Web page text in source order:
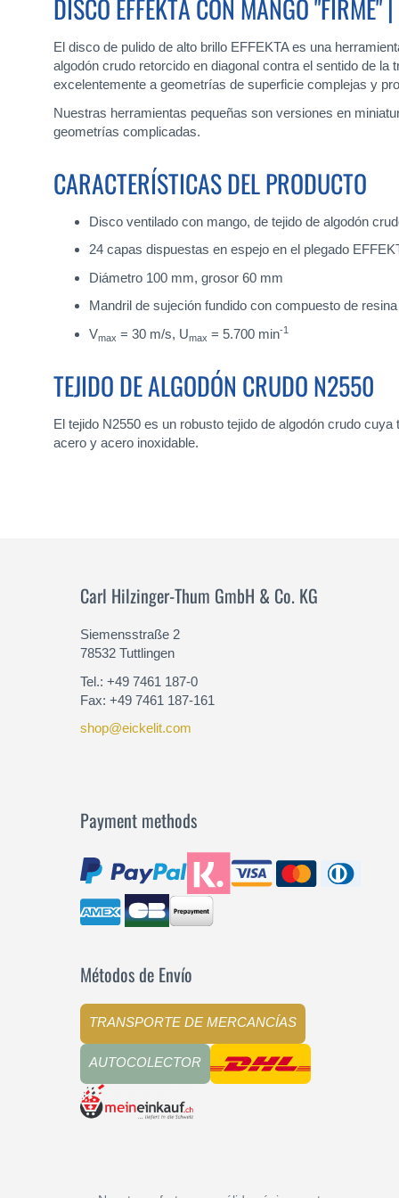
DISCO EFFEKTA CON MANGO
El disco de pulido de alto brillo EFFEKTA es una
algodón crudo retorcido en diagonal contra el sentido de
excelentemente a geometrías de superficie complejas y
Nuestras herramientas pequeñas son versiones en
geometrías complicadas.
CARACTERÍSTICAS DEL PRODUCTO
Disco ventilado con mango, de tejido de algodón
24 capas dispuestas en espejo en el plegado
Diámetro 100 mm, grosor 60 mm
Mandril de sujeción fundido con compuesto de
Vmax = 30 m/s, Umax = 5.700 min-1
TEJIDO DE ALGODÓN CRUDO N2550
El tejido N2550 es un robusto tejido de algodón crudo
acero y acero inoxidable.
Carl Hilzinger-Thum GmbH & Co. KG
Siemensstraße 2
78532 Tuttlingen
Tel.: +49 7461 187-0
Fax: +49 7461 187-161
shop@eickelit.com
Payment methods
Métodos de Envío
TRANSPORTE DE MERCANCÍAS
AUTOCOLECTOR